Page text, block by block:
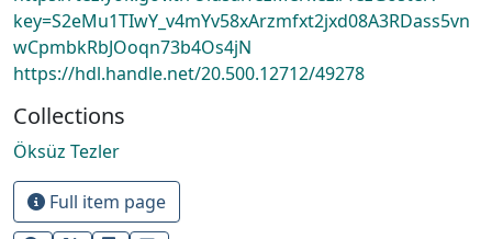
key=S2eMu1TIwY_v4mYv58xArzmfxt2jxd08A3RDass5vn
wCpmbkRbJOoqn73b4Os4jN
https://hdl.handle.net/20.500.12712/49278
Collections
Öksüz Tezler
Full item page